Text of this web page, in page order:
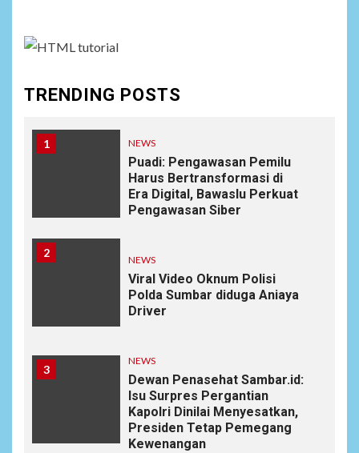
TRENDING POSTS
1 NEWS
Puadi: Pengawasan Pemilu
Harus Bertransformasi di
Era Digital, Bawaslu Perkuat
Pengawasan Siber
2
NEWS
Viral Video Oknum Polisi
Polda Sumbar diduga Aniaya
Driver
3
NEWS
Dewan Penasehat Sambar.id:
Isu Surpres Pergantian
Kapolri Dinilai Menyesatkan,
Presiden Tetap Pemegang
Kewenangan